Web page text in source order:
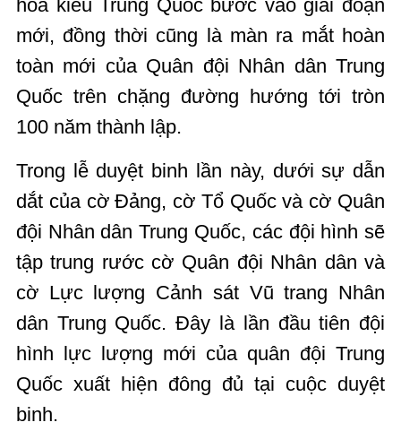
hoá kiểu Trung Quốc bước vào giai đoạn
mới, đồng thời cũng là màn ra mắt hoàn
toàn mới của Quân đội Nhân dân Trung
Quốc trên chặng đường hướng tới tròn
100 năm thành lập.
Trong lễ duyệt binh lần này, dưới sự dẫn
dắt của cờ Đảng, cờ Tổ Quốc và cờ Quân
đội Nhân dân Trung Quốc, các đội hình sẽ
tập trung rước cờ Quân đội Nhân dân và
cờ Lực lượng Cảnh sát Vũ trang Nhân
dân Trung Quốc. Đây là lần đầu tiên đội
hình lực lượng mới của quân đội Trung
Quốc xuất hiện đông đủ tại cuộc duyệt
binh.